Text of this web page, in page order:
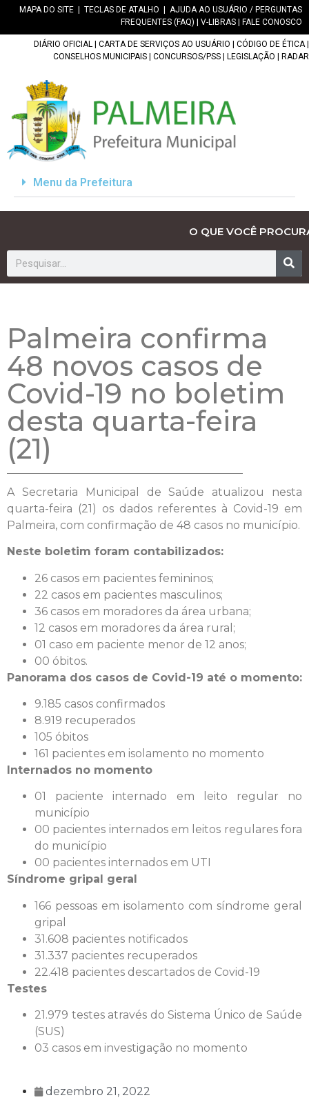
MAPA DO SITE TECLAS DE ATALHO
AJUDA AO USUÁRIO / PERGUNTAS
FREQUENTES (FAQ)
V-LIBRAS FALE CONOSCO
DIÁRIO OFICIAL CARTA DE SERVIÇOS AO USUÁRIO CÓDIGO DE ÉTICA|
CONSELHOS MUNICIPAIS
CONCURSOS/PSS LEGISLAÇÃO RADAR
Menu da Prefeitura
O QUE VOCÊ
Palmeira confirma
48 novos casos de
Covid-19 no boletim
desta quarta-feira
(21)
A Secretaria Municipal de Saúde atualizou nesta
quarta-feira (21) os dados referentes à Covid-19 em
Palmeira, com confirmação de 48 casos no município.
Neste boletim foram contabilizados:
26 casos em pacientes femininos;
22 casos em pacientes masculinos;
36 casos em moradores da área urbana;
12 casos em moradores da área rural;
01 caso em paciente menor de 12 anos;
00 óbitos.
Panorama dos casos de Covid-19 até o momento:
9.185 casos confirmados
8.919 recuperados
105 óbitos
161 pacientes em isolamento no momento
Internados no momento
01 paciente internado em leito regular no
município
00 pacientes internados em leitos regulares fora
do município
00 pacientes internados em UTI
Síndrome gripal geral
166 pessoas em isolamento com síndrome geral
gripal
31.608 pacientes notificados
31.337 pacientes recuperados
22.418 pacientes descartados de Covid-19
Testes
21.979 testes através do Sistema Único de Saúde
(SUS)
03 casos em investigação no momento
dezembro 21, 2022